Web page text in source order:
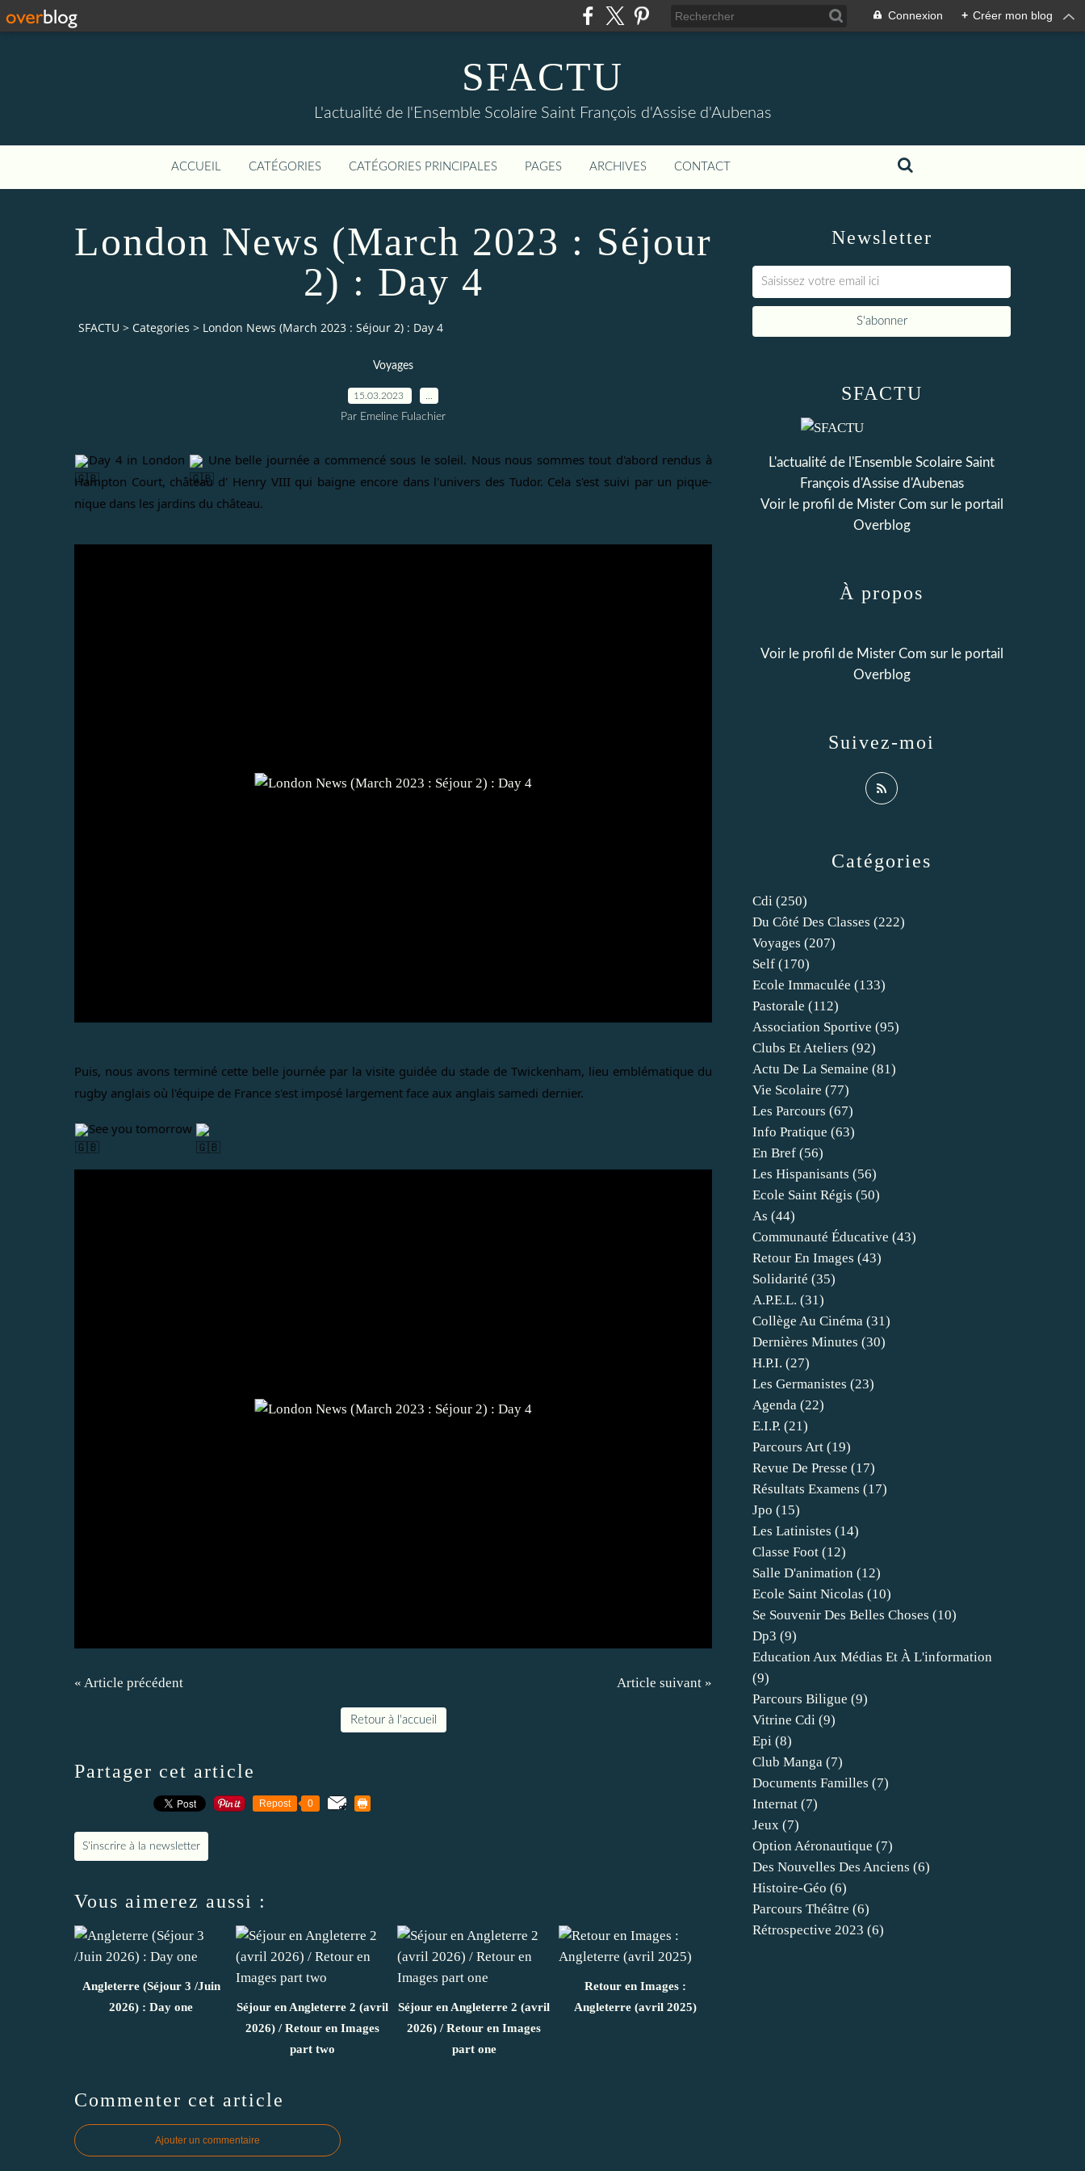
Connexion + Créer mon blog
SFACTU
L'actualité de l'Ensemble Scolaire Saint François d'Assise d'Aubenas
ACCUEIL CATÉGORIES CATÉGORIES PRINCIPALES PAGES ARCHIVES CONTACT
London News (March 2023 : Séjour
2) : Day 4
SFACTU > Categories > London News (March 2023 : Séjour 2) : Day 4
Voyages
15.03.2023
Par Emeline Fulachier
Day 4 in London
Une belle journée a commencé sous le soleil. Nous nous sommes tout d'abord rendus à
Hampton Court, château d' Henry VIII qui baigne encore dans l'univers des Tudor. Cela s'est suivi par un pique-
nique dans les jardins du château.
Puis, nous avons terminé cette belle journée par la visite guidée du stade de Twickenham, lieu emblématique du
rugby anglais où l'équipe de France s'est imposé largement face aux anglais samedi dernier.
See you tomorrow
« Article précédent Article suivant »
Retour à l'accueil
Partager cet article
Repost 0
S'inscrire à la newsletter
Vous aimerez aussi :
Angleterre (Séjour 3 /Juin
2026) : Day one
Séjour en Angleterre 2 (avril
2026) / Retour en Images
part two
Séjour en Angleterre 2 (avril
2026) / Retour en Images
part one
Retour en Images :
Angleterre (avril 2025)
Commenter cet article
Ajouter un commentaire
Newsletter
Catégories
Cdi (250)
Du Côté Des Classes (222)
Voyages (207)
Self (170)
Ecole Immaculée (133)
Pastorale (112)
Association Sportive (95)
Clubs Et Ateliers (92)
Actu De La Semaine (81)
Vie Scolaire (77)
Les Parcours (67)
Info Pratique (63)
En Bref (56)
Les Hispanisants (56)
Ecole Saint Régis (50)
As (44)
Communauté Éducative (43)
Retour En Images (43)
Solidarité (35)
A.p.e.l. (31)
Collège Au Cinéma (31)
Dernières Minutes (30)
H.p.i. (27)
Les Germanistes (23)
Agenda (22)
E.i.p. (21)
Parcours Art (19)
Revue De Presse (17)
Résultats Examens (17)
Jpo (15)
Les Latinistes (14)
Classe Foot (12)
Salle D'animation (12)
Ecole Saint Nicolas (10)
Se Souvenir Des Belles Choses (10)
Dp3 (9)
Education Aux Médias Et À L'information
(9)
Parcours Biligue (9)
Vitrine Cdi (9)
Epi (8)
Club Manga (7)
Documents Familles (7)
Internat (7)
Jeux (7)
Option Aéronautique (7)
Des Nouvelles Des Anciens (6)
Histoire-Géo (6)
Parcours Théâtre (6)
Rétrospective 2023 (6)
SFACTU
L'actualité de l'Ensemble Scolaire Saint
François d'Assise d'Aubenas
Voir le profil de Mister Com sur le portail
Overblog
Suivez-moi
À propos
Voir le profil de Mister Com sur le portail
Overblog